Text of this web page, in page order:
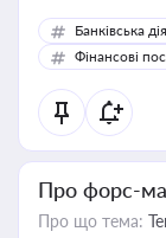
Банківська
Фінансові
Про форс-
Про що тема: